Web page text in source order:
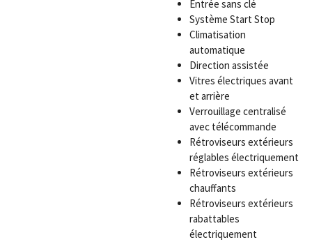
Entrée sans clé
Système Start Stop
Climatisation
automatique
Direction assistée
Vitres électriques avant
et arrière
Verrouillage centralisé
avec télécommande
Rétroviseurs extérieurs
réglables électriquement
Rétroviseurs extérieurs
chauffants
Rétroviseurs extérieurs
rabattables
électriquement